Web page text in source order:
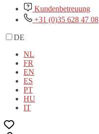
Kundenbetreuung
+31 (0)35 628 47 08
DE
NL
FR
EN
ES
PT
HU
IT